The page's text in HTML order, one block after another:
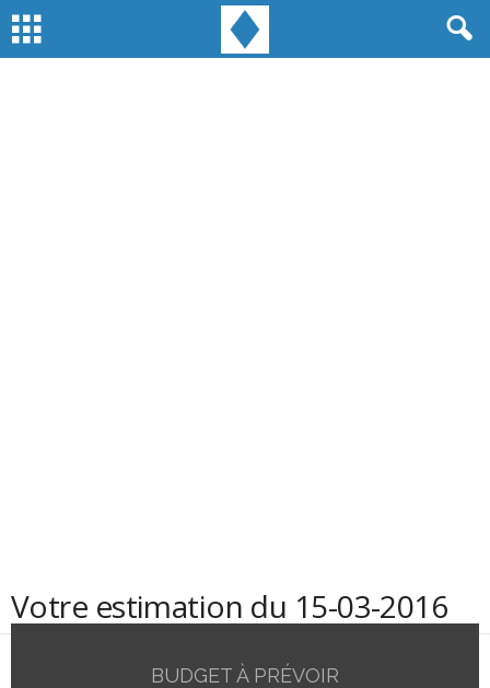
Votre estimation du 15-03-2016
BUDGET À PRÉVOIR